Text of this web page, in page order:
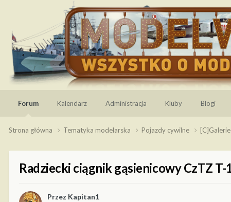
Forum Kalendarz Administracja Kluby Blogi
Strona główna Tematyka modelarska Pojazdy cywilne [C]Galerie
Radziecki ciągnik gąsienicowy CzTZ
Przez Kapitan1